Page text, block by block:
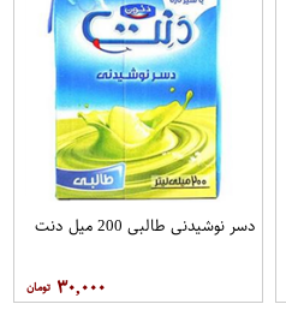
دسر نوشیدنی طالبی 200 میل دنت
۳۰,۰۰۰